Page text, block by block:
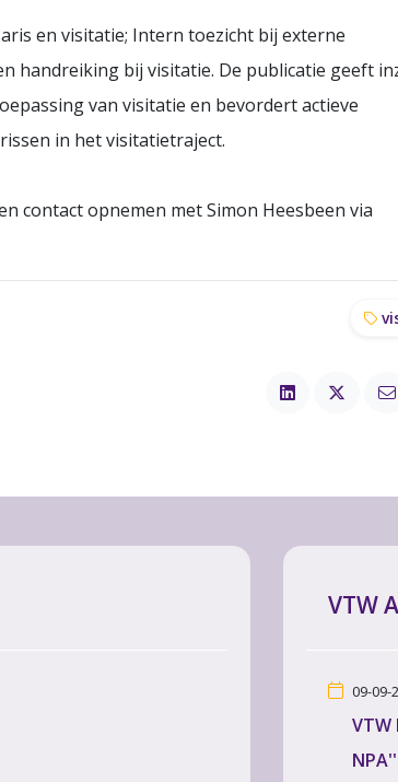
en visitatie; Intern toezicht bij externe
handreiking bij visitatie. De publicatie geeft
van visitatie en bevordert actieve
in het visitatietraject.
contact opnemen met Simon Heesbeen via
VTW
09-09-